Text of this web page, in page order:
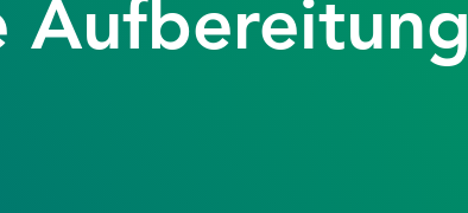
Aufbereitung